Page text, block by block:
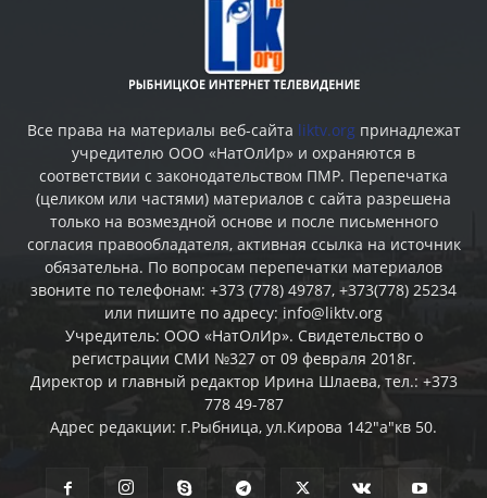
Все права на материалы веб-сайта liktv.org принадлежат
учредителю ООО «НатОлИр» и охраняются в
соответствии с законодательством ПМР. Перепечатка
(целиком или частями) материалов c сайта разрешена
только на возмездной основе и после письменного
согласия правообладателя, активная ссылка на источник
обязательна. По вопросам перепечатки материалов
звоните по телефонам: +373 (778) 49787, +373(778) 25234
или пишите по адресу: info@liktv.org
Учредитель: ООО «НатОлИр». Свидетельство о
регистрации СМИ №327 от 09 февраля 2018г.
Директор и главный редактор Ирина Шлаева, тел.: +373
778 49-787
Адрес редакции: г.Рыбница, ул.Кирова 142"а"кв 50.